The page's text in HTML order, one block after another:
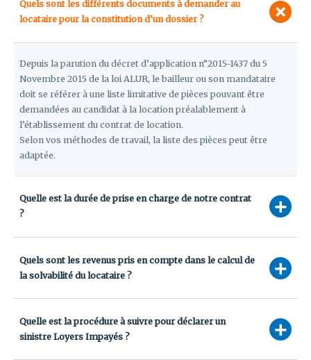
Quels sont les différents documents à demander au
locataire pour la constitution d’un dossier ?
Depuis la parution du décret d’application n°2015-1437 du 5
Novembre 2015 de la loi ALUR, le bailleur ou son mandataire
doit se référer à une liste limitative de pièces pouvant être
demandées au candidat à la location préalablement à
l’établissement du contrat de location.
Selon vos méthodes de travail, la liste des pièces peut être
adaptée.
Quelle est la durée de prise en charge de notre contrat
?
dans le temps en raison notamment de l’incertitude d’une
procédure judiciaire aux fins d’expulsion qui peut durer jusqu’à
Quels sont les revenus pris en compte dans le calcul de
la solvabilité du locataire ?
réguliers tels que :
• Les salaires nets imposables réglés en France ;
Quelle est la procédure à suivre pour déclarer un
sinistre Loyers Impayés ?